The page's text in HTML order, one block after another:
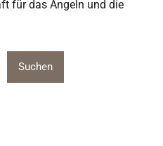
für das Angeln und die
Suchen